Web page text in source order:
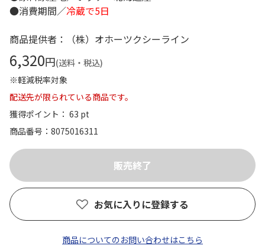
●消費期間／冷蔵で5日
商品提供者：（株）オホーツクシーライン
6,320円(送料・税込)
※軽減税率対象
配送先が限られている商品です。
獲得ポイント： 63 pt
商品番号
8075016311
お気に入りに登録する
商品についてのお問い合わせはこちら